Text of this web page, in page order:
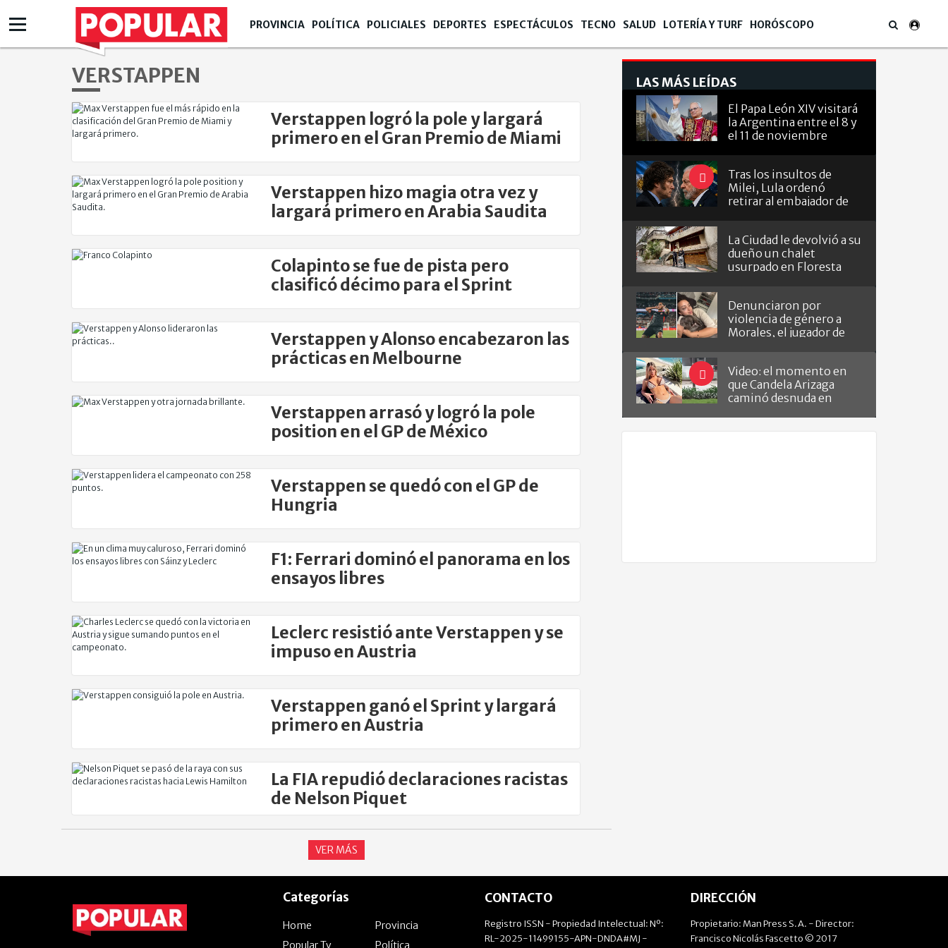
PROVINCIA POLÍTICA POLICIALES DEPORTES ESPECTÁCULOS TECNO SALUD LOTERÍA Y TURF HORÓSCOPO
VERSTAPPEN
Verstappen logró la pole y largará
primero en el Gran Premio de Miami
Verstappen hizo magia otra vez y
largará primero en Arabia Saudita
Colapinto se fue de pista pero
clasificó décimo para el Sprint
Verstappen y Alonso encabezaron las
prácticas en Melbourne
Verstappen arrasó y logró la pole
position en el GP de México
Verstappen se quedó con el GP de
Hungria
F1: Ferrari dominó el panorama en los
ensayos libres
Leclerc resistió ante Verstappen y se
impuso en Austria
Verstappen ganó el Sprint y largará
primero en Austria
La FIA repudió declaraciones racistas
de Nelson Piquet
VER MÁS
LAS MÁS LEÍDAS
El Papa León XIV visitará
la Argentina entre el 8 y
el 11 de noviembre
Tras los insultos de
Milei, Lula ordenó
retirar al embajador de
La Ciudad le devolvió a su
dueño un chalet
usurpado en Floresta
Denunciaron por
violencia de género a
Morales, el jugador de
Video: el momento en
que Candela Arizaga
caminó desnuda en
Categorías
Home
Provincia
Popular Tv
Política
CONTACTO
Registro ISSN - Propiedad Intelectual: Nº:
RL-2025-11499155-APN-DNDA#MJ -
DIRECCIÓN
Propietario: Man Press S.A. - Director:
Francisco Nicolás Fascetto © 2017